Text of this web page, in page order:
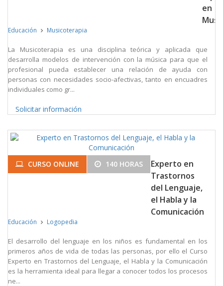
en
Educación Musicoterapia
La Musicoterapia es una disciplina teórica y aplicada que
desarrolla modelos de intervención con la música para que el
profesional pueda establecer una relación de ayuda con
personas con necesidades socio-afectivas, tanto en encuadres
individuales como gr...
Solicitar información
CURSO ONLINE 140 HORAS
Experto en
Trastornos
del Lenguaje,
el Habla y la
Comunicación
Educación Logopedia
El desarrollo del lenguaje en los niños es fundamental en los
primeros años de vida de todas las personas, por ello el Curso
Experto en Trastornos del Lenguaje, el Habla y la Comunicación
es la herramienta ideal para llegar a conocer todos los procesos
ne...